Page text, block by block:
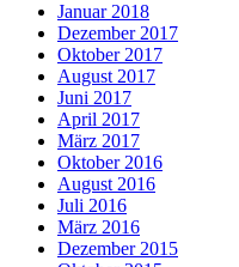
Januar 2018
Dezember 2017
Oktober 2017
August 2017
Juni 2017
April 2017
März 2017
Oktober 2016
August 2016
Juli 2016
März 2016
Dezember 2015